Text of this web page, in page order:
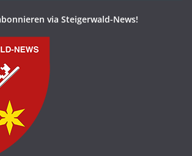
via Steigerwald-News!